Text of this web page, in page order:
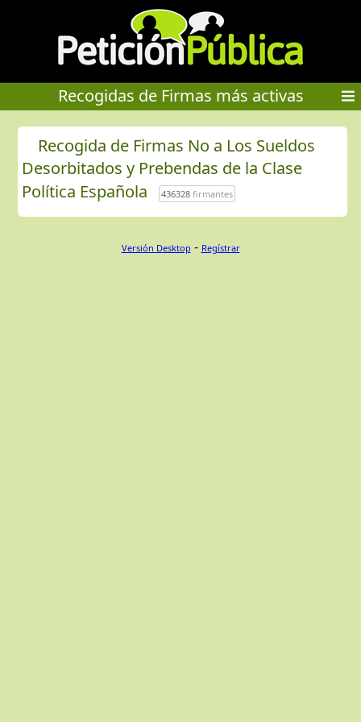
Recogidas de Firmas más activas
Recogida de Firmas No a Los Sueldos
Desorbitados y Prebendas de la Clase
Política Española
436328firmantes
Versión Desktop - Regístrar